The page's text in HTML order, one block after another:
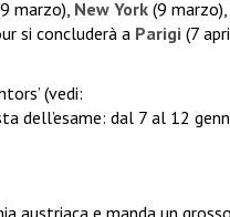
marzo), New York (9 marzo),
si concluderà a Parigi (7
(vedi:
dell’esame: dal 7 al 12
e manda un